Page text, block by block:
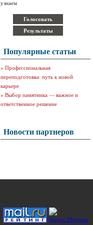
узнаем
Популярные статьи
» Профессиональная
переподготовка: путь к новой
карьере
» Выбор памятника — важное и
ответственное решение
Новости партнеров